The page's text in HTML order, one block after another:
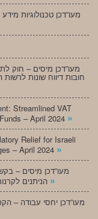
מעו”דכן טכנולוגיות
חובות דיווח שונות
Streamlined VAT
– April 2024 »
Relief for Israeli
– April 2024 »
מעו”דכן מיסים –
»